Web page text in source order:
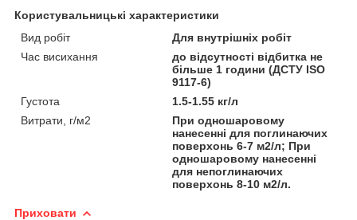
Користувальницькі характеристики
Вид робіт
Для внутрішніх робіт
Час висихання
до відсутності відбитка не
більше 1 години (ДСТУ ISO
9117-6)
Густота
1.5-1.55 кг/л
Витрати, г/м2
При одношаровому
нанесенні для поглинаючих
поверхонь 6-7 м2/л; При
одношаровому нанесенні
для непоглинаючих
поверхонь 8-10 м2/л.
Приховати